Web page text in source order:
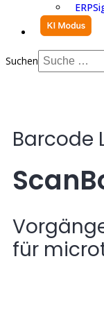
Suchen
Barcode
für